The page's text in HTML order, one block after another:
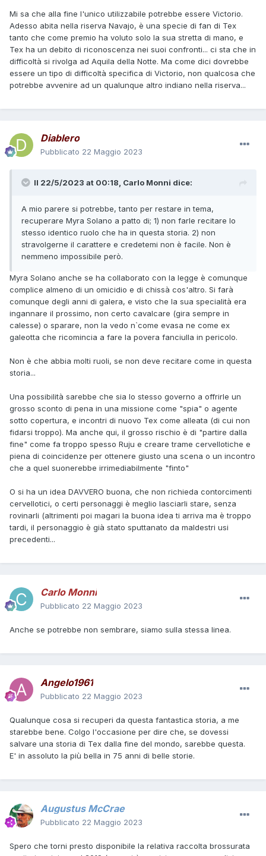
Mi sa che alla fine l'unico utilizzabile potrebbe essere Victorio.
Adesso abita nella riserva Navajo, è una specie di fan di Tex
tanto che come premio ha voluto solo la sua stretta di mano, e
Tex ha un debito di riconoscenza nei suoi confronti... ci sta che in
difficoltà si rivolga ad Aquila della Notte. Ma come dici dovrebbe
essere un tipo di difficoltà specifica di Victorio, non qualcosa che
potrebbe avvenire ad un qualunque altro indiano nella riserva...
Diablero
Pubblicato 22 Maggio 2023
Il 22/5/2023 at 00:18, Carlo Monni dice:
A mio parere si potrebbe, tanto per restare in tema,
recuperare Myra Solano a patto di; 1) non farle recitare lo
stesso identico ruolo che ha in questa storia. 2) non
stravolgerne il carattere e credetemi non è facile. Non è
nemmeno impossibile però.
Myra Solano anche se ha collaborato con la legge è comunque
complice almeno di un omicidio e di chissà cos'altro. Si farà
comunque degli anni di galera, e visto che la sua specialità era
ingannare il prossimo, non certo cavalcare (gira sempre in
calesse) o sparare, non la vedo n`come evasa ne come ex
galeotta che ricomincia a fare la povera fanciulla in pericolo.
Non è che abbia molti ruoli, se non deve recitare come in questa
storia...
Una possibilità sarebbe che sia lo stesso governo a offrirle un
grosso sconto di pena in una missione come "spia" o agente
sotto copertura, e incontri di nuovo Tex come alleata (di cui non
fidarsi troppo). Ma anche qui, il grosso rischio è di "partire dalla
fine" come fa troppo spesso Ruju e creare trame cervellotiche e
piena di coincidenze per ottenere giusto una scena o un incontro
che a quel suonerebbe irrimediabilmente "finto"
O si ha un idea DAVVERO buona, che non richieda contorcimenti
cervellotici, o certi personaggi è meglio lasciarli stare, senza
rovinarli (altrimenti poi magari la buona idea ti arriva ma è troppo
tardi, il personaggio è già stato sputtanato da maldestri usi
precedenti...
Carlo Monni
Pubblicato 22 Maggio 2023
Anche se potrebbe non sembrare, siamo sulla stessa linea.
Angelo1961
Pubblicato 22 Maggio 2023
Qualunque cosa si recuperi da questa fantastica storia, a me
starebbe bene. Colgo l'occasione per dire che, se dovessi
salvare una storia di Tex dalla fine del mondo, sarebbe questa.
E' in assoluto la più bella in 75 anni di belle storie.
Augustus McCrae
Pubblicato 22 Maggio 2023
Spero che torni presto disponibile la relativa raccolta brossurata